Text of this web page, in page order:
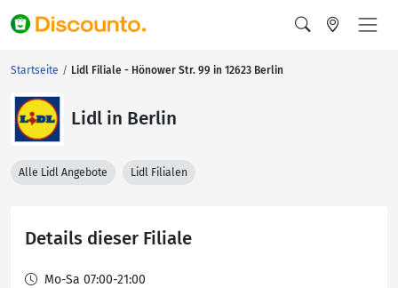
Startseite Lidl Filiale - Hönower Str. 99 in 12623 Berlin
Lidl in Berlin
Alle Lidl Angebote Lidl Filialen
Details dieser Filiale
Mo-Sa 07:00-21:00